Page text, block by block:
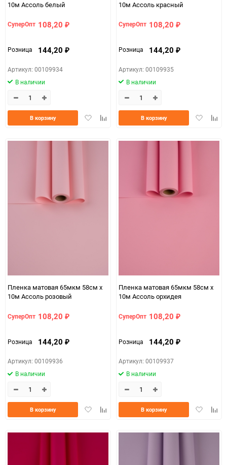
10м Ассоль белый
СуперОпт 108,20 ₽
Розница 144,20 ₽
Артикул: 00109934
В наличии
ДобавитьДобавить
В корзину
10м Ассоль красный
СуперОпт 108,20 ₽
Розница 144,20 ₽
Артикул: 00109935
В наличии
Добавить
В корзину
Пленка матовая 65мкм 58см х
10м Ассоль розовый
СуперОпт 108,20 ₽
Розница 144,20 ₽
Артикул: 00109936
В наличии
ДобавитьДобавить
В корзину
Пленка матовая 65мкм 58см х
10м Ассоль орхидея
СуперОпт 108,20 ₽
Розница 144,20 ₽
Артикул: 00109937
В наличии
Добавить
В корзину